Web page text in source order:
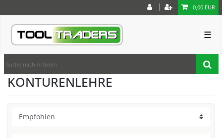
0,00 EUR
☰
KONTURENLEHRE